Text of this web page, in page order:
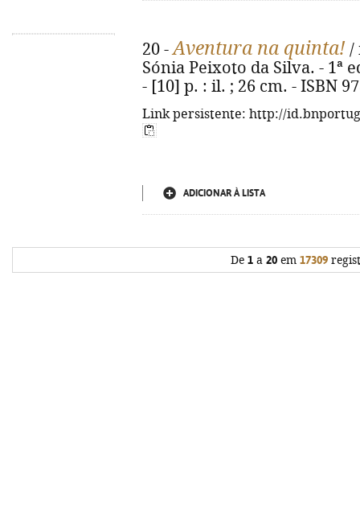
20 -Aventura na quinta! /
Sónia Peixoto da Silva. - 1ª
- [10] p. : il. ; 26 cm. - ISBN
Link persistente: http://
ADICIONAR À LISTA
De 1 a 20 em 17309